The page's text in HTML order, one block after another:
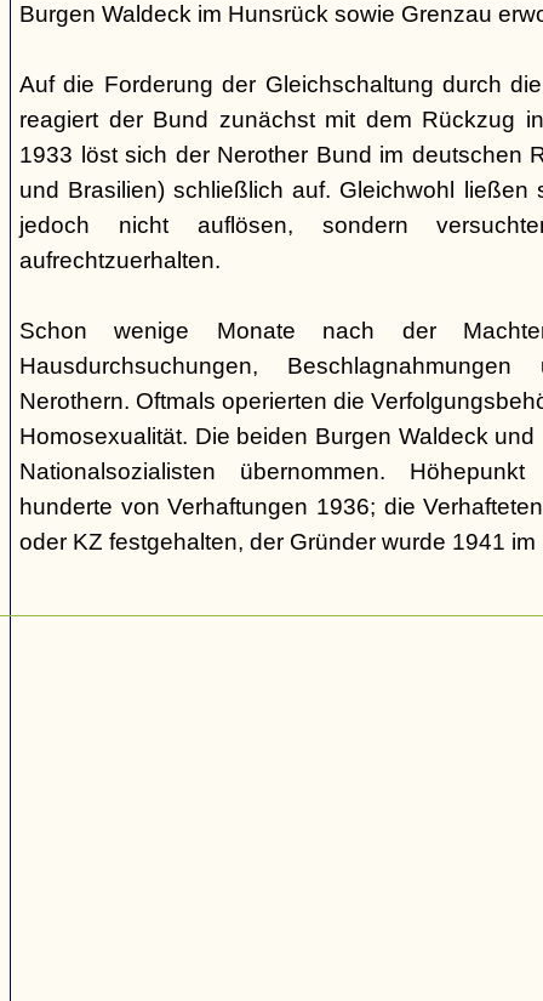
Burgen Waldeck im Hunsrück sowie Grenzau
Auf die Forderung der Gleichschaltung durch
reagiert der Bund zunächst mit dem Rückzug
1933 löst sich der Nerother Bund im deutschen
und Brasilien) schließlich auf. Gleichwohl ließen
jedoch nicht auflösen, sondern
aufrechtzuerhalten.
Schon wenige Monate nach der
Hausdurchsuchungen,
Nerothern. Oftmals operierten die
Homosexualität. Die beiden Burgen Waldeck
Nationalsozialisten übernommen.
hunderte von Verhaftungen 1936; die
oder KZ festgehalten, der Gründer wurde 1941